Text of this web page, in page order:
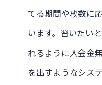
てる期間や枚数に
います。習いたい
れるように入会金
を出すようなシス